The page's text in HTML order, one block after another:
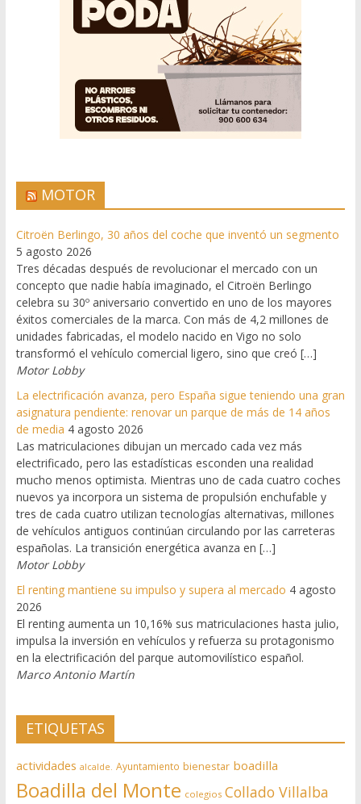
MOTOR
Citroën Berlingo, 30 años del coche que inventó un segmento
5 agosto 2026
Tres décadas después de revolucionar el mercado con un
concepto que nadie había imaginado, el Citroën Berlingo
celebra su 30º aniversario convertido en uno de los mayores
éxitos comerciales de la marca. Con más de 4,2 millones de
unidades fabricadas, el modelo nacido en Vigo no solo
transformó el vehículo comercial ligero, sino que creó […]
Motor Lobby
La electrificación avanza, pero España sigue teniendo una gran
asignatura pendiente: renovar un parque de más de 14 años
de media 4 agosto 2026
Las matriculaciones dibujan un mercado cada vez más
electrificado, pero las estadísticas esconden una realidad
mucho menos optimista. Mientras uno de cada cuatro coches
nuevos ya incorpora un sistema de propulsión enchufable y
tres de cada cuatro utilizan tecnologías alternativas, millones
de vehículos antiguos continúan circulando por las carreteras
españolas. La transición energética avanza en […]
Motor Lobby
El renting mantiene su impulso y supera al mercado 4 agosto
2026
El renting aumenta un 10,16% sus matriculaciones hasta julio,
impulsa la inversión en vehículos y refuerza su protagonismo
en la electrificación del parque automovilístico español.
Marco Antonio Martín
ETIQUETAS
actividades alcalde. Ayuntamiento bienestar boadilla
Boadilla del Monte colegios Collado Villalba